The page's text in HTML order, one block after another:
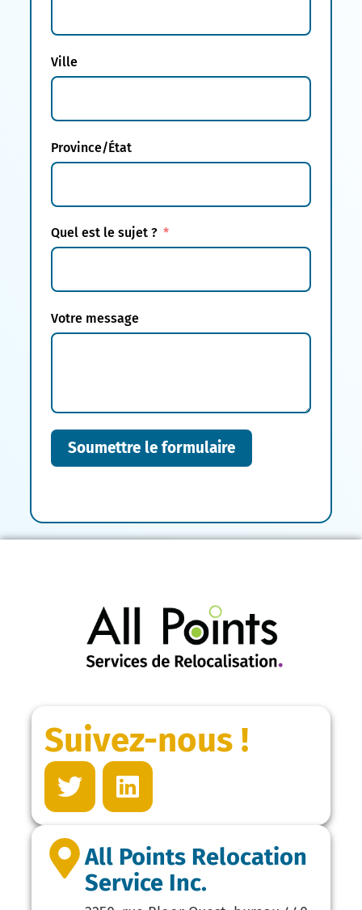
Ville
Province/État
Quel est le sujet ?
Votre message
Soumettre le formulaire
Suivez-nous !
All Points Relocation
Service Inc.